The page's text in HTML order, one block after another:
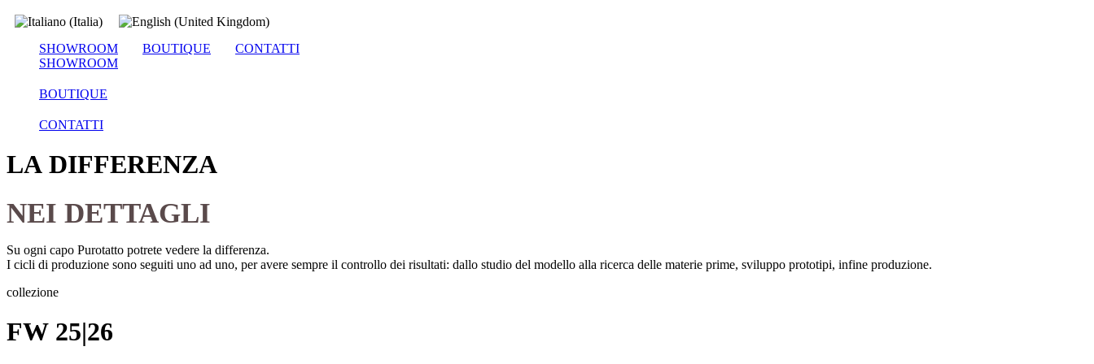
SHOWROOM BOUTIQUE
CONTATTI
SHOWROOM
BOUTIQUE
CONTATTI
LA DIFFERENZA
NEI DETTAGLI
Su ogni capo Purotatto potrete vedere la differenza.
I cicli di produzione sono seguiti uno ad uno, per avere sempre il controllo dei risultati: dallo studio del modello alla ricerca delle materie prime, sviluppo prototipi, infine produzione.
collezione
FW 25|26